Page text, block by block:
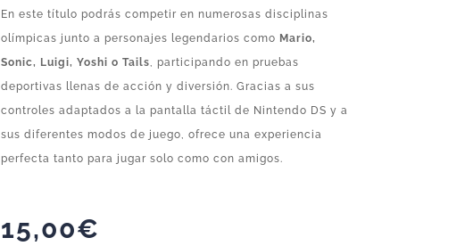
En este título podrás competir en numerosas disciplinas
olímpicas junto a personajes legendarios como Mario,
Sonic, Luigi, Yoshi o Tails, participando en pruebas
deportivas llenas de acción y diversión. Gracias a sus
controles adaptados a la pantalla táctil de Nintendo DS y a
sus diferentes modos de juego, ofrece una experiencia
perfecta tanto para jugar solo como con amigos.
15,00€